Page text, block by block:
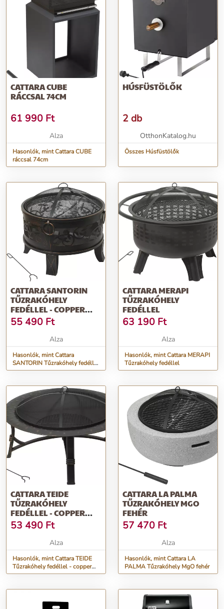
CATTARA CUBE
RÁCCSAL 74CM
61 990 Ft
Alza
Hasonlók, mint Cattara CUBE
ráccsal 74cm
HÚSFÜSTÖLŐK
2 db
OtthonKatalog.hu
Összes Húsfüstölők
CATTARA SANTORIN
TŰZRAKÓHELY
FEDÉLLEL - COPPER
PATINA
55 490 Ft
Alza
Hasonlók, mint Cattara
SANTORIN Tűzrakóhely fedéllel
- copper patina
CATTARA MERAPI
TŰZRAKÓHELY
FEDÉLLEL
63 190 Ft
Alza
Hasonlók, mint Cattara MERAPI
Tűzrakóhely fedéllel
CATTARA TEIDE
TŰZRAKÓHELY
FEDÉLLEL - COPPER
PATINA
53 490 Ft
Alza
Hasonlók, mint Cattara TEIDE
Tűzrakóhely fedéllel - copper
patina
CATTARA LA PALMA
TŰZRAKÓHELY MGO
FEHÉR
57 470 Ft
Alza
Hasonlók, mint Cattara LA
PALMA Tűzrakóhely MgO fehér